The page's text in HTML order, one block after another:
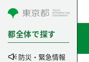
コンテンツにスキップ
都全体で探す
防災・緊急情報